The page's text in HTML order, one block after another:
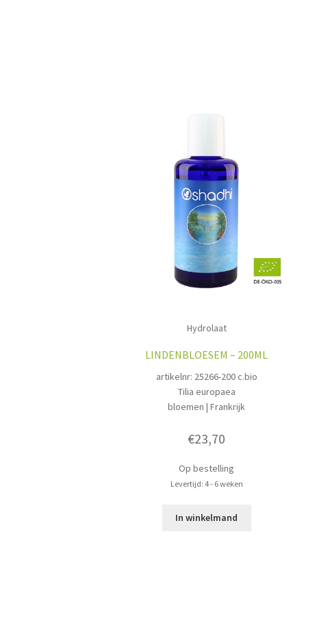
Hydrolaat
LINDENBLOESEM – 200ML
artikelnr: 25266-200 c.bio
Tilia europaea
bloemen | Frankrijk
€23,70
Op bestelling
Levertijd: 4 - 6 weken
In winkelmand